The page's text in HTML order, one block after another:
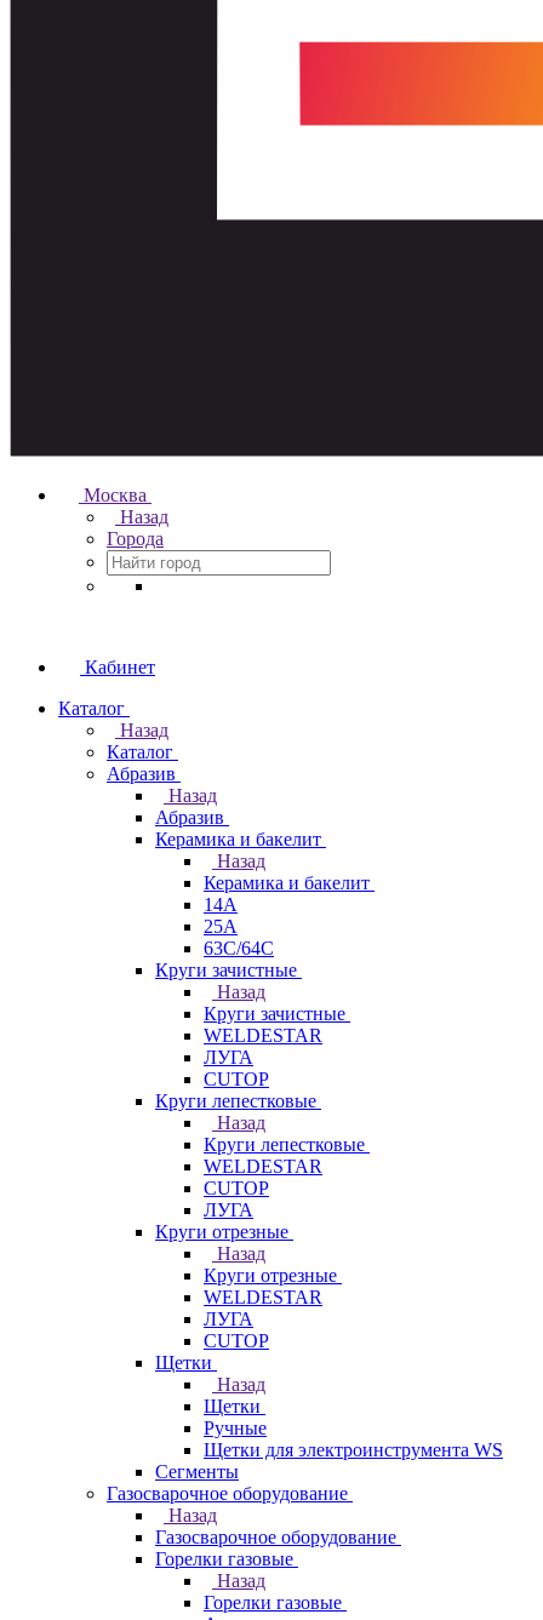
Москва
Назад
Города
Кабинет
Каталог
Назад
Каталог
Абразив
Назад
Абразив
Керамика и бакелит
Назад
Керамика и бакелит
14А
25А
63С/64С
Круги зачистные
Назад
Круги зачистные
WELDESTAR
ЛУГА
CUTOP
Круги лепестковые
Назад
Круги лепестковые
WELDESTAR
CUTOP
ЛУГА
Круги отрезные
Назад
Круги отрезные
WELDESTAR
ЛУГА
CUTOP
Щетки
Назад
Щетки
Ручные
Щетки для электроинструмента WS
Сегменты
Газосварочное оборудование
Назад
Газосварочное оборудование
Горелки газовые
Назад
Горелки газовые